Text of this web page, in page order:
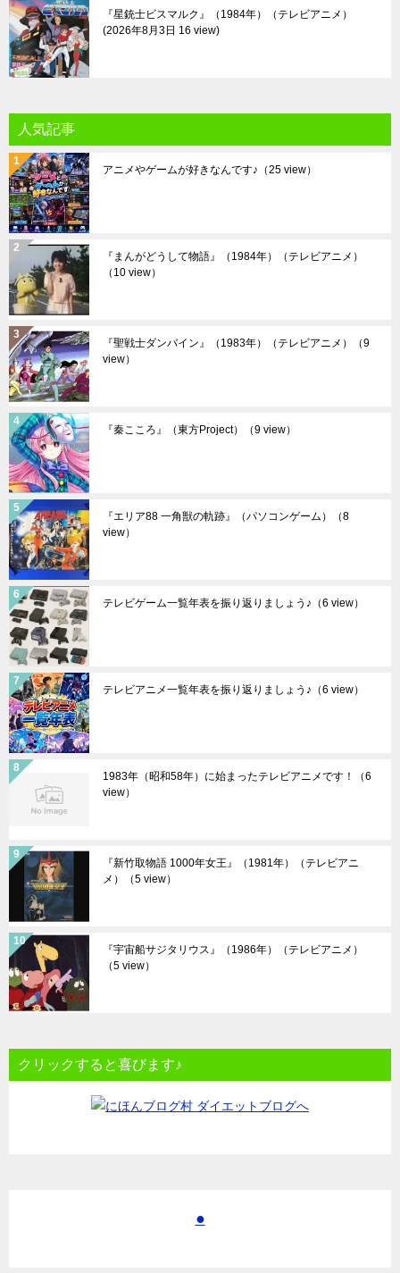
『星銃士ビスマルク』（1984年）（テレビアニメ）
2026年8月3日 16 view
人気記事
アニメやゲームが好きなんです♪ （25 view）
『まんがどうして物語』（1984年）（テレビアニメ）
（10 view）
『聖戦士ダンバイン』（1983年）（テレビアニメ）
（9
view）
『秦こころ』（東方Project） （9 view）
『エリア88 一角獣の軌跡』（パソコンゲーム）
（8
view）
テレビゲーム一覧年表を振り返りましょう♪ （6 view）
テレビアニメ一覧年表を振り返りましょう♪ （6 view）
1983年（昭和58年）に始まったテレビアニメです！
（6
view）
『新竹取物語 1000年女王』（1981年）（テレビアニ
メ）
（5 view）
『宇宙船サジタリウス』（1986年）（テレビアニメ）
（5 view）
クリックすると喜びます♪
●